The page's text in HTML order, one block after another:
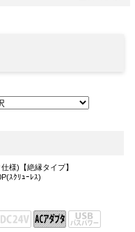
様)【絶縁タイプ】
ｽｸﾘｭｰﾚｽ)